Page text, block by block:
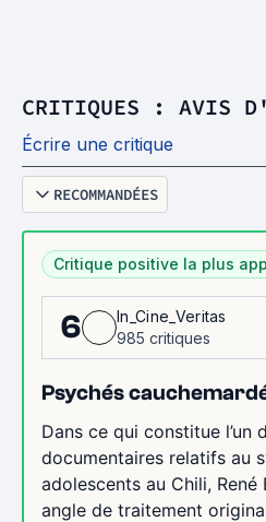
CRITIQUES : AVIS
Écrire une critique
RECOMMANDÉES
Critique positive la plus
6
In_Cine_Veritas
985 critiques
Psychés
Dans ce qui constitue l’un
documentaires relatifs au
adolescents au Chili,
angle de traitement